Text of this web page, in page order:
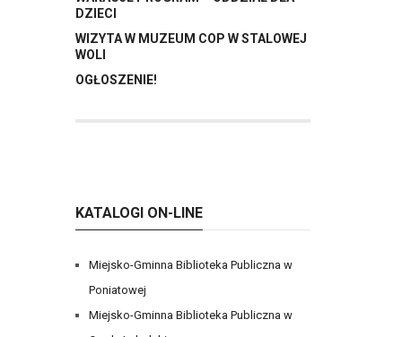
DZIECI
WIZYTA W MUZEUM COP W STALOWEJ
WOLI
OGŁOSZENIE!
KATALOGI ON-LINE
Miejsko-Gminna Biblioteka Publiczna w
Poniatowej
Miejsko-Gminna Biblioteka Publiczna w